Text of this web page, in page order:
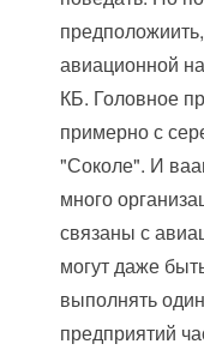
авиационной
КБ. Головное
примерно с
"Соколе". И
много
связаны с
могут даже
выполнять
предприятий